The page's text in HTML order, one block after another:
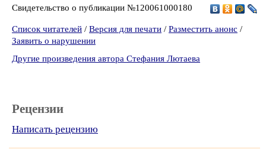
Свидетельство о публикации №120061000180
Список читателей / Версия для печати / Разместить анонс /
Заявить о нарушении
Другие произведения автора Стефания Лютаева
Рецензии
Написать рецензию